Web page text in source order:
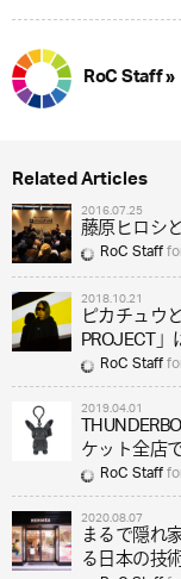
RoC Staff »
Related Articles
2016.07.25
藤原ヒロシ
RoC Staff
2018.10.21
ピカチュウ
PROJECT
RoC Staff
2019.04.01
ケット全店
RoC Staff
2020.08.07
まるで隠れ
る日本の技